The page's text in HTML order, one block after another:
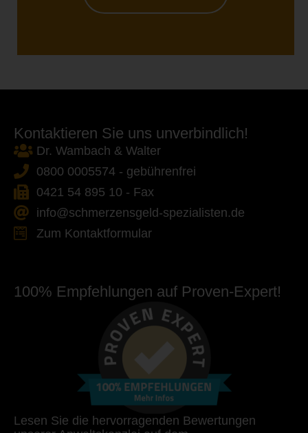
Kontaktieren Sie uns unverbindlich!
Dr. Wambach & Walter
0800 0005574 - gebührenfrei
0421 54 895 10 - Fax
info@schmerzensgeld-spezialisten.de
Zum Kontaktformular
100% Empfehlungen auf Proven-Expert!
Lesen Sie die hervorragenden Bewertungen